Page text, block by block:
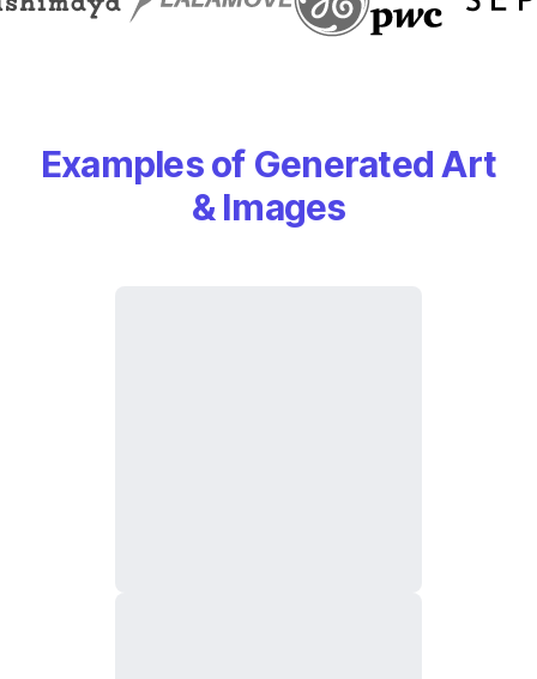
Examples of Generated Art
& Images